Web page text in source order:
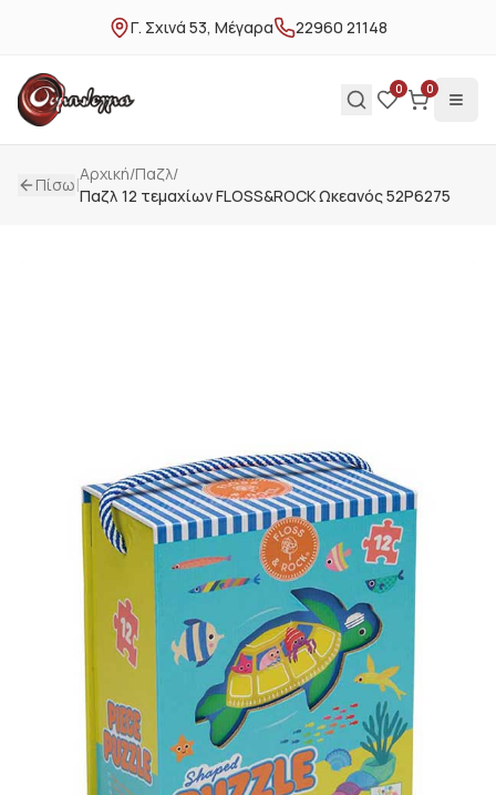
Γ. Σχινά 53, Μέγαρα 22960 21148
0 0
Πίσω|Αρχική/Παζλ/
Παζλ 12 τεμαχίων FLOSS&ROCK Ωκεανός 52P6275